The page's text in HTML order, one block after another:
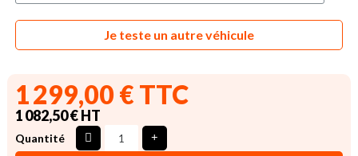
Je teste un autre véhicule
1 299,00 € TTC
1 082,50 € HT
Quantité